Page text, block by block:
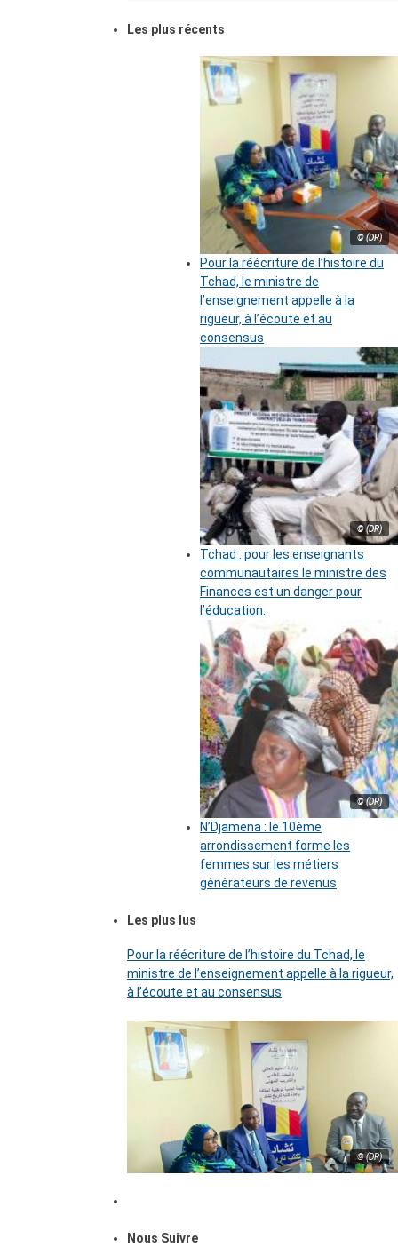
Les plus récents
© (DR)
Pour la réécriture de l’histoire du
Tchad, le ministre de
l’enseignement appelle à la
rigueur, à l’écoute et au
consensus
© (DR)
Tchad : pour les enseignants
communautaires le ministre des
Finances est un danger pour
l’éducation.
© (DR)
N’Djamena : le 10ème
arrondissement forme les
femmes sur les métiers
générateurs de revenus
Les plus lus
Pour la réécriture de l’histoire du Tchad, le
ministre de l’enseignement appelle à la rigueur,
à l’écoute et au consensus
© (DR)
Nous Suivre